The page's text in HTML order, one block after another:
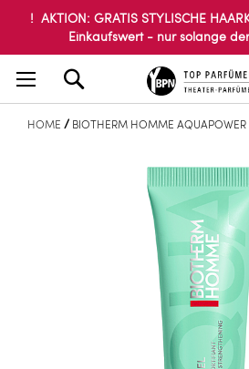
! AKTION: GRATIS STYLISCHE
Einkaufswert - nur solange
HOME BIOTHERM HOMME AQUAPOWER